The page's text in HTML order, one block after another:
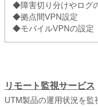
◆障害切り分けやログ
◆拠点間VPN設定
◆モバイルVPNの設定
リモート監視サービス
UTM製品の運用状況を監